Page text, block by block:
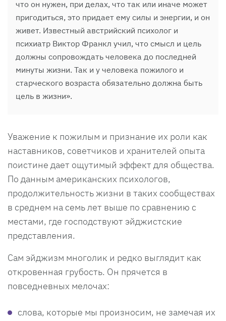
что он нужен, при делах, что так или иначе может
пригодиться, это придает ему силы и энергии, и он
живет. Известный австрийский психолог и
психиатр Виктор Франкл учил, что смысл и цель
должны сопровождать человека до последней
минуты жизни. Так и у человека пожилого и
старческого возраста обязательно должна быть
цель в жизни».
Уважение к пожилым и признание их роли как
наставников, советчиков и хранителей опыта
поистине дает ощутимый эффект для общества.
По данным американских психологов,
продолжительность жизни в таких сообществах
в среднем на семь лет выше по сравнению с
местами, где господствуют эйджистские
представления.
Сам эйджизм многолик и редко выглядит как
откровенная грубость. Он прячется в
повседневных мелочах:
слова, которые мы произносим, не замечая их